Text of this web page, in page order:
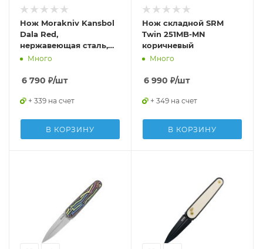
Нож Morakniv Kansbol
Dala Red,
нержавеющая сталь,
14143
Много
6 790 ₽/шт
+ 339 на счет
В КОРЗИНУ
Нож складной SRM
Twin 251MB-MN
коричневый
Много
6 990 ₽/шт
+ 349 на счет
В КОРЗИНУ